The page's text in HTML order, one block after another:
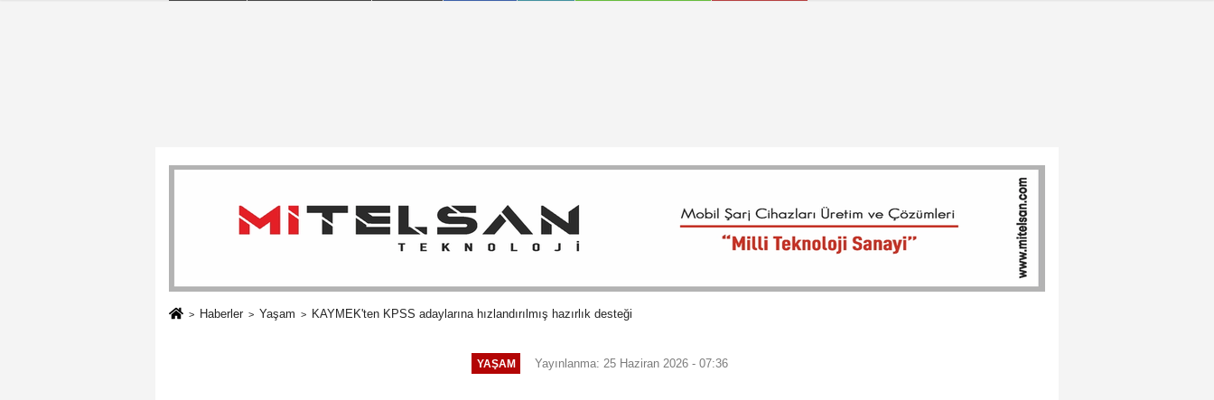
Haberler Yaşam KAYMEK'ten KPSS adaylarına hızlandırılmış hazırlık desteği
YAŞAM Yayınlanma: 25 Haziran 2026 - 07:36